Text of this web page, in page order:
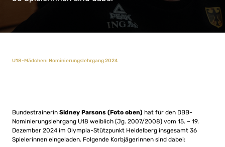
U18-Mädchen: Nominierungslehrgang 2024
Bundestrainerin Sidney Parsons (Foto oben) hat für den DBB-
Nominierungslehrgang U18 weiblich (Jg. 2007/2008) vom 15. – 19.
Dezember 2024 im Olympia-Stützpunkt Heidelberg insgesamt 36
Spielerinnen eingeladen. Folgende Korbjägerinnen sind dabei: